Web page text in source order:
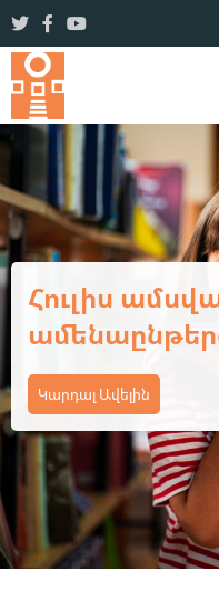
Ամառային
Կարդալ Ավելին